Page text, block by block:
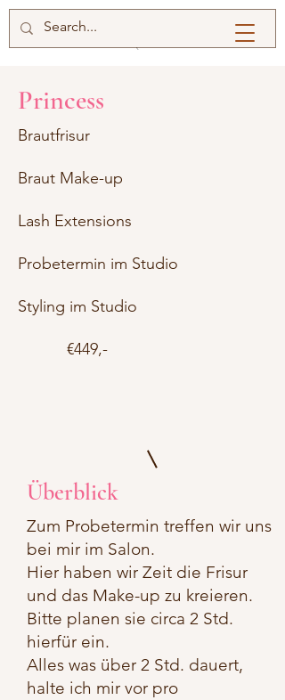
Princess
Brautfrisur
Braut Make-up
Lash Extensions
Probetermin im Studio
Styling im Studio
€449,-
Überblick
Zum Probetermin treffen wir uns
bei mir im Salon.
Hier haben wir Zeit die Frisur
und das Make-up zu kreieren.
Bitte planen sie circa 2 Std.
hierfür ein.
Alles was über 2 Std. dauert,
halte ich mir vor pro